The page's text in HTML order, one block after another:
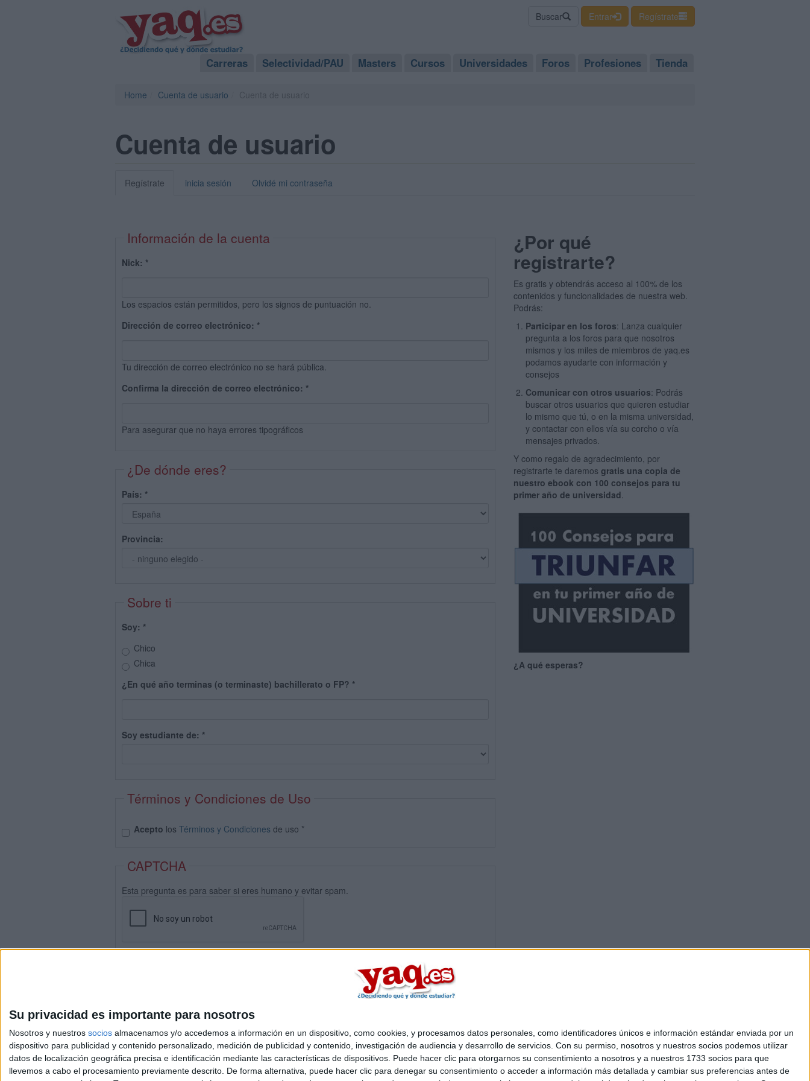
Su privacidad es importante para nosotros
Nosotros y nuestros socios almacenamos y/o accedemos a información en un dispositivo, como cookies, y procesamos datos personales, como identificadores únicos e información estándar enviada por un
dispositivo para publicidad y contenido personalizado, medición de publicidad y contenido, investigación de audiencia y desarrollo de servicios. Con su permiso, nosotros y nuestros socios podemos utilizar
datos de localización geográfica precisa e identificación mediante las características de dispositivos. Puede hacer clic para otorgarnos su consentimiento a nosotros y a nuestros 1733 socios para que
llevemos a cabo el procesamiento previamente descrito. De forma alternativa, puede hacer clic para denegar su consentimiento o acceder a información más detallada y cambiar sus preferencias antes de
Buscar Entrar Regístrate
Carreras Selectividad/PAU Masters Cursos Universidades Foros Profesiones Tienda
Home Cuenta de usuario
Cuenta de usuario
Regístrate inicia sesión Olvidé mi contraseña
Información de la cuenta
Nick: *
Los espacios están permitidos, pero los signos de puntuación no.
Dirección de correo electrónico: *
Tu dirección de correo electrónico no se hará pública.
Confirma la dirección de correo electrónico: *
Para asegurar que no haya errores tipográficos
¿De dónde eres?
País: *
Provincia:
Sobre ti
Soy: *
Chico
Chica
¿En qué año terminas (o terminaste) bachillerato o FP? *
Soy estudiante de: *
Términos y Condiciones de Uso
Acepto los Términos y Condiciones de uso *
CAPTCHA
Esta pregunta es para saber si eres humano y evitar spam.
¿Por qué
registrarte?
Es gratis y obtendrás acceso al 100% de los
contenidos y funcionalidades de nuestra web.
Podrás:
Participar en los foros: Lanza cualquier
pregunta a los foros para que nosotros
mismos y los miles de miembros de yaq.es
podamos ayudarte con información y
consejos
Comunicar con otros usuarios: Podrás
buscar otros usuarios que quieren estudiar
lo mismo que tú, o en la misma universidad,
y contactar con ellos vía su corcho o vía
mensajes privados.
Y como regalo de agradecimiento, por
registrarte te daremosgratis una copia de
nuestro ebook con 100 consejos para tu
primer año de universidad.
¿A qué esperas?
Quiénes somos |Contactar| Anúnciate
Aviso legal|Politica de privacidad|Condiciones generales|Política de cookies